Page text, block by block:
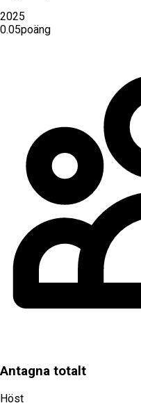
2025
0.05poäng
Antagna totalt
Höst